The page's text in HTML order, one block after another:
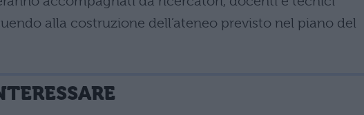
alla costruzione dell’ateneo previsto nel piano del